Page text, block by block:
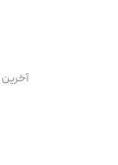
آخرین